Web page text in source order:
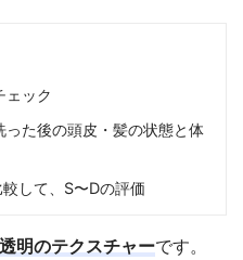
ェック
た後の頭皮・髪の状態と体
して、S〜Dの評価
明のテクスチャーです。